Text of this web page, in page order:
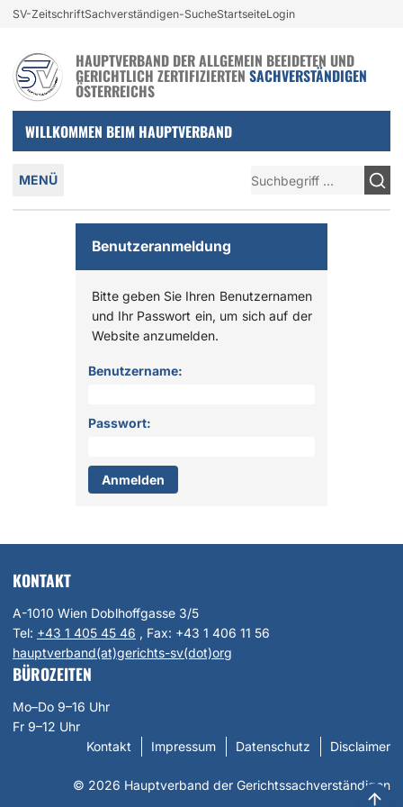
Login und nützliche Links
SV-ZeitschriftSachverständigen-SucheStartseiteLogin
HAUPTVERBAND DER ALLGEMEIN BEEIDETEN UND
GERICHTLICH ZERTIFIZIERTEN SACHVERSTÄNDIGEN
ÖSTERREICHS
WILLKOMMEN BEIM HAUPTVERBAND
Hauptmenü
MENÜ
Benutzeranmeldung
Bitte geben Sie Ihren Benutzernamen
und Ihr Passwort ein, um sich auf der
Website anzumelden.
Anmelden
Benutzername:
Passwort:
KONTAKT
A-1010 Wien Doblhoffgasse 3/5
Tel: +43 1 405 45 46 , Fax: +43 1 406 11 56
hauptverband(at)gerichts-sv(dot)org
BÜROZEITEN
Mo–Do 9–16 Uhr
Fr 9–12 Uhr
Kontakt
Impressum Datenschutz Disclaimer
© 2026 Hauptverband der Gerichtssachverständigen